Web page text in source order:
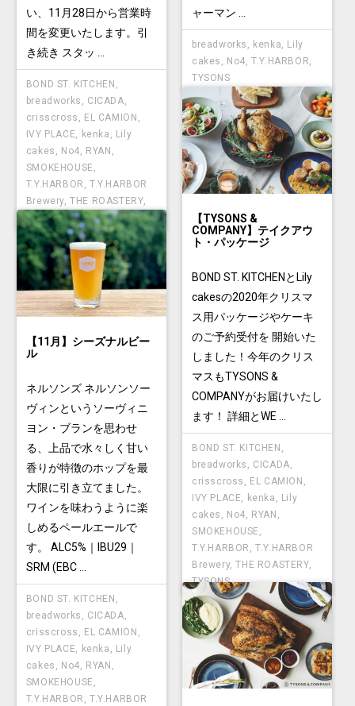
い、11月28日から営業時
間を変更いたします。引
き続き スタッ ...
BOND ST. KITCHEN
breadworks
CICADA
crisscross
EL CAMION
IVY PLACE
kenka
Lily
cakes
No4 RYAN
SMOKEHOUSE
T.Y.HARBOR
,T.Y.HARBOR
Brewery ,THE ROASTERY,
TYSONS
ャーマン ...
breadworks kenka
Lily
cakes
No4 ,T.Y.HARBOR
TYSONS
【TYSONS &
COMPANY】テイクアウ
ト・パッケージ
BOND ST. KITCHENとLily
cakesの2020年クリスマ
ス用パッケージやケーキ
のご予約受付を 開始いた
しました！今年のクリス
マスもTYSONS &
COMPANYがお届けいたし
ます！ 詳細とWE ...
BOND ST. KITCHEN ,
breadworks , CICADA,
crisscross , EL CAMION ,
IVY PLACE, kenka , Lily
cakes , No4, RYAN ,
SMOKEHOUSE ,
T.Y.HARBOR ,T.Y.HARBOR
Brewery,THE ROASTERY,
TYSONS
【11月】シーズナルビー
ル
ネルソンズ ネルソンソー
ヴィンというソーヴィニ
ヨン・ブランを思わせ
る、上品で水々しく甘い
香りが特徴のホップを最
大限に引き立てました。
ワインを味わうように楽
しめるペールエールで
す。 ALC5%｜IBU29｜
SRM (EBC ...
BOND ST. KITCHEN ,
breadworks , CICADA,
crisscross , EL CAMION ,
IVY PLACE, kenka , Lily
cakes , No4, RYAN ,
SMOKEHOUSE ,
T.Y.HARBOR ,T.Y.HARBOR